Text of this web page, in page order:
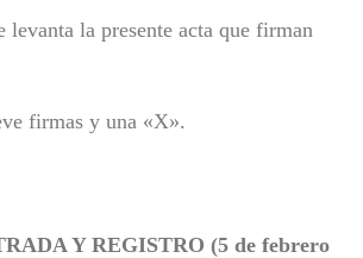
levanta la presente acta que firman
firmas y una «X».
Y REGISTRO (5 de febrero